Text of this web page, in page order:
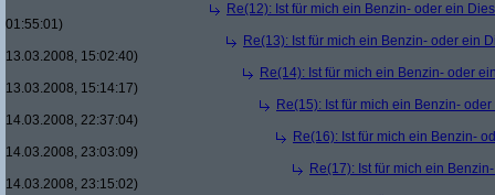
Re(12): Ist für mich ein Benzin- oder ein
01:55:01)
Re(13): Ist für mich ein Benzin- oder ein
13.03.2008, 15:02:40)
Re(14): Ist für mich ein Benzin- oder
13.03.2008, 15:14:17)
Re(15): Ist für mich ein Benzin-
14.03.2008, 22:37:04)
Re(16): Ist für mich ein Benzin-
14.03.2008, 23:03:09)
Re(17): Ist für mich ein
14.03.2008, 23:15:02)